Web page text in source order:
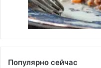
Популярно сейчас